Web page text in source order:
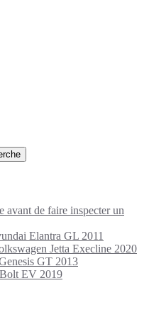
avant de faire inspecter un
Elantra GL 2011
Jetta Execline 2020
GT 2013
EV 2019